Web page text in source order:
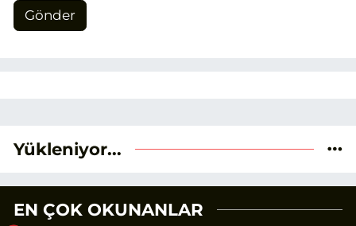
Gönder
Yükleniyor...
EN ÇOK OKUNANLAR